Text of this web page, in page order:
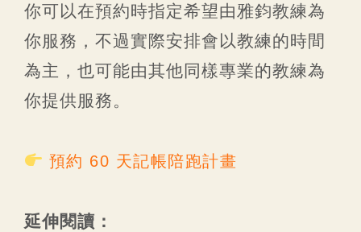
你可以在預約時指定希望由雅鈞教練為
你服務，不過實際安排會以教練的時間
為主，也可能由其他同樣專業的教練為
你提供服務。
預約 60 天記帳陪跑計畫
延伸閱讀：